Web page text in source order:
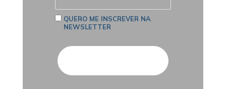
QUERO ME INSCREVER NA
NEWSLETTER